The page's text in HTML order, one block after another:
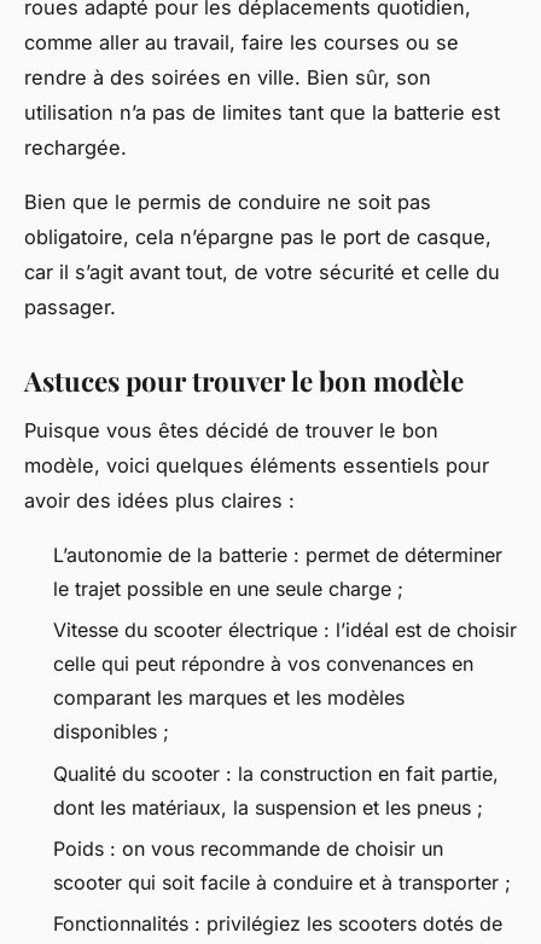
roues adapté pour les déplacements quotidien,
comme aller au travail, faire les courses ou se
rendre à des soirées en ville. Bien sûr, son
utilisation n’a pas de limites tant que la batterie est
rechargée.
Bien que le permis de conduire ne soit pas
obligatoire, cela n’épargne pas le port de casque,
car il s’agit avant tout, de votre sécurité et celle du
passager.
Astuces pour trouver le bon modèle
Puisque vous êtes décidé de trouver le bon
modèle, voici quelques éléments essentiels pour
avoir des idées plus claires :
L’autonomie de la batterie : permet de déterminer
le trajet possible en une seule charge ;
Vitesse du scooter électrique : l’idéal est de choisir
celle qui peut répondre à vos convenances en
comparant les marques et les modèles
disponibles ;
Qualité du scooter : la construction en fait partie,
dont les matériaux, la suspension et les pneus ;
Poids : on vous recommande de choisir un
scooter qui soit facile à conduire et à transporter ;
Fonctionnalités : privilégiez les scooters dotés de